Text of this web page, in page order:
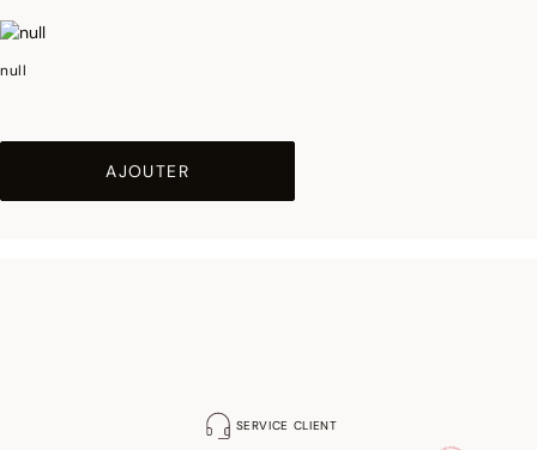
null
AJOUTER
SERVICE CLIENT